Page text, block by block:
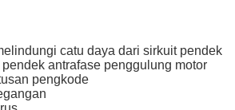
catu daya dari sirkuit pendek
antrafase penggulung motor
pengkode